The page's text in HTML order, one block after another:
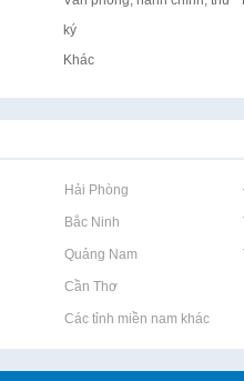
ký
Khác
Rao vặt tại Hải Phòng Rao vặt
Rao vặt tại Bắc Ninh Rao vặt
Rao vặt tại Quảng Nam Rao vặt
Rao vặt tại Cần Thơ Rao vặt
Rao vặt tại Các tỉnh miền nam khác